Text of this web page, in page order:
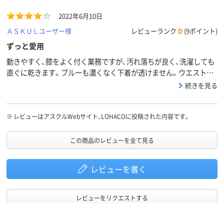
2022年6月10日
ＡＳＫＵＬユーザー様
レビューランク D (9ポイント)
ずっと愛用
動きやすく、膝をよく付く業務ですが、汚れ落ちが良く、洗濯しても
直ぐに乾きます。ブルーも濃くなく下着が透けません。ウエストに
続きを見る
※ レビューはアスクルWebサイト、LOHACOに投稿された内容です。
この商品のレビューを全て見る
レビューを書く
レビューをリクエストする